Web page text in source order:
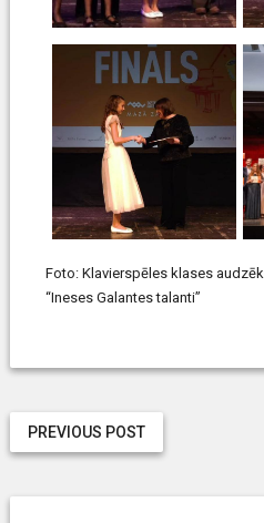
Foto: Klavierspēles klases
“Ineses Galantes talanti”
PREVIOUS POST